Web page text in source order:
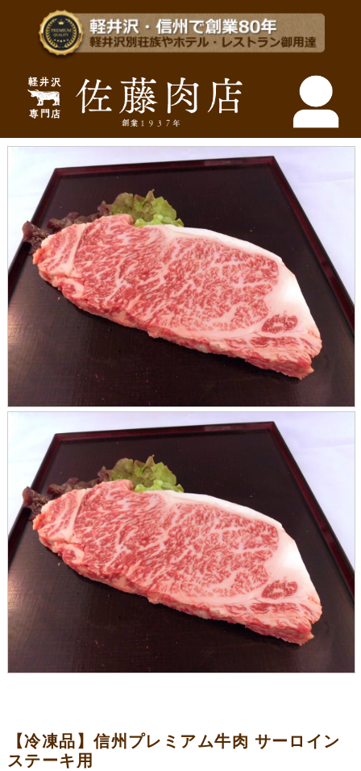
【冷凍品】信州プレミアム牛肉 サーロイン
ステーキ用